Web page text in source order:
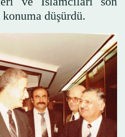
düşürdü.